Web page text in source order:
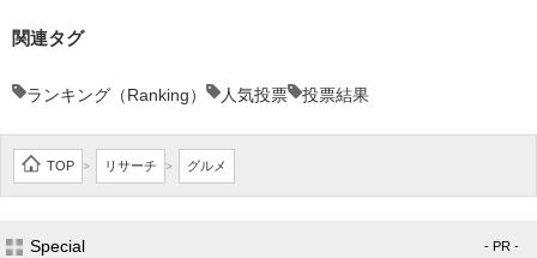
関連タグ
ランキング（Ranking） 人気投票 投票結果
TOP > リサーチ > グルメ
Special - PR -